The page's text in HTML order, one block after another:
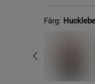
Färg: